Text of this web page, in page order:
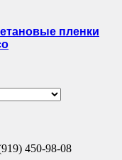
пленки
450-98-08